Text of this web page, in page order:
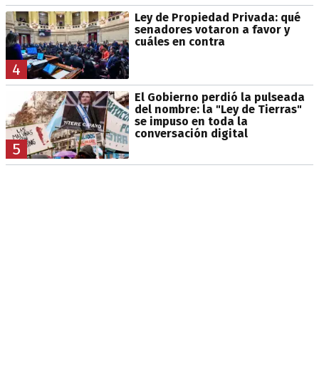
4
Ley de Propiedad Privada: qué
senadores votaron a favor y
cuáles en contra
5
El Gobierno perdió la pulseada
del nombre: la "Ley de Tierras"
se impuso en toda la
conversación digital